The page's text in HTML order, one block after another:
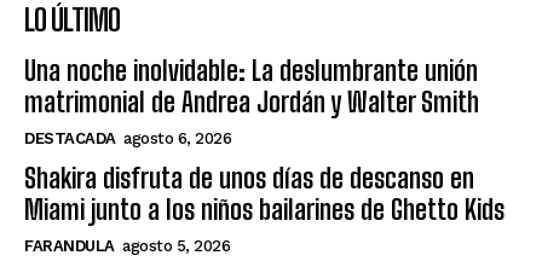
LO ÚLTIMO
Una noche inolvidable: La deslumbrante unión
matrimonial de Andrea Jordán y Walter Smith
DESTACADA agosto 6, 2026
Shakira disfruta de unos días de descanso en
Miami junto a los niños bailarines de Ghetto Kids
FARANDULA agosto 5, 2026